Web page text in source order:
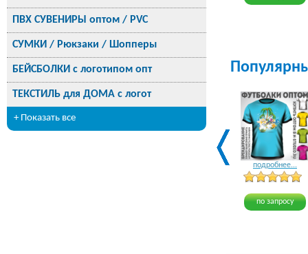
ПВХ СУВЕНИРЫ оптом / PVC
СУМКИ / Рюкзаки / Шопперы
БЕЙСБОЛКИ с логотипом опт
ТЕКСТИЛЬ для ДОМА с логот
+ Показать все
подробнее...
по запросу